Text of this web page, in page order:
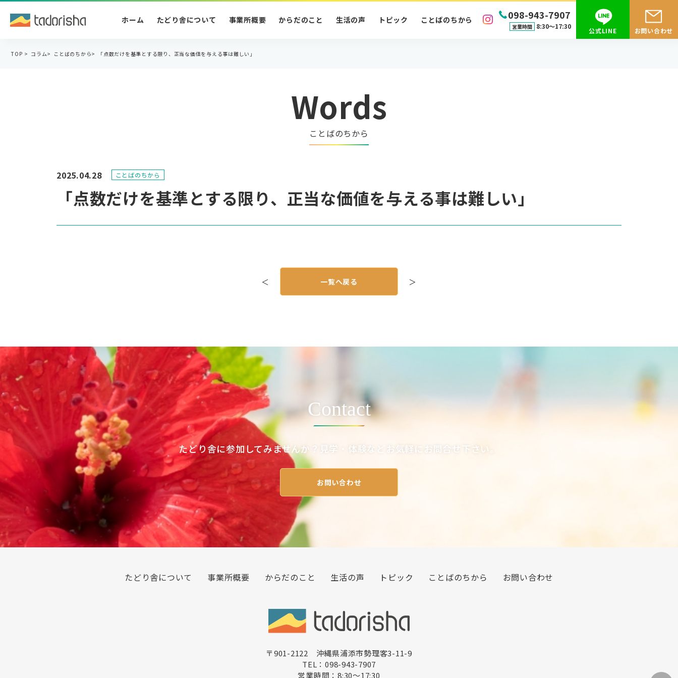
098-943-7907
営業時間 8:30〜17:30
ホーム たどり舎について 事業所概要 からだのこと 生活の声 トピック ことばのちから
公式LINE お問い合わせ
TOP > コラム> ことばのちから> 「点数だけを基準とする限り、正当な価値を与える事は難しい」
Words
ことばのちから
「点数だけを基準とする限り、正当な価値を与える事は難しい」
2025.04.28 ことばのちから
＜ ＞
一覧へ戻る
Contact
たどり舎に参加してみませんか？見学・体験などお気軽にお問合せ下さい。
お問い合わせ
たどり舎について 事業所概要 からだのこと 生活の声 トピック ことばのちから お問い合わせ
〒901-2122 沖縄県浦添市勢理客3-11-9
TEL：098-943-7907
営業時間：8:30〜17:30